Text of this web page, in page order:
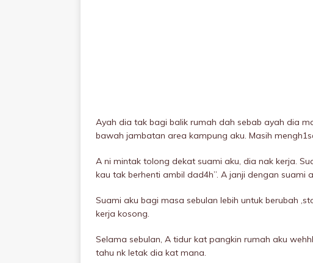
Ayah dia tak bagi balik rumah dah sebab ayah dia
bawah jambatan area kampung aku. Masih
A ni mintak tolong dekat suami aku, dia nak kerja.
kau tak berhenti ambil dad4h”. A janji dengan suami
Suami aku bagi masa sebulan lebih untuk berubah
kerja kosong.
Selama sebulan, A tidur kat pangkin rumah aku
tahu nk letak dia kat mana.